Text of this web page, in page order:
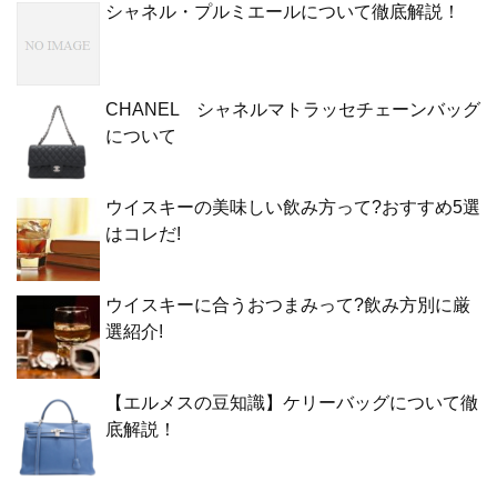
シャネル・プルミエールについて徹底解説！
CHANEL シャネルマトラッセチェーンバッグ
について
ウイスキーの美味しい飲み方って?おすすめ5選
はコレだ!
ウイスキーに合うおつまみって?飲み方別に厳
選紹介!
【エルメスの豆知識】ケリーバッグについて徹
底解説！